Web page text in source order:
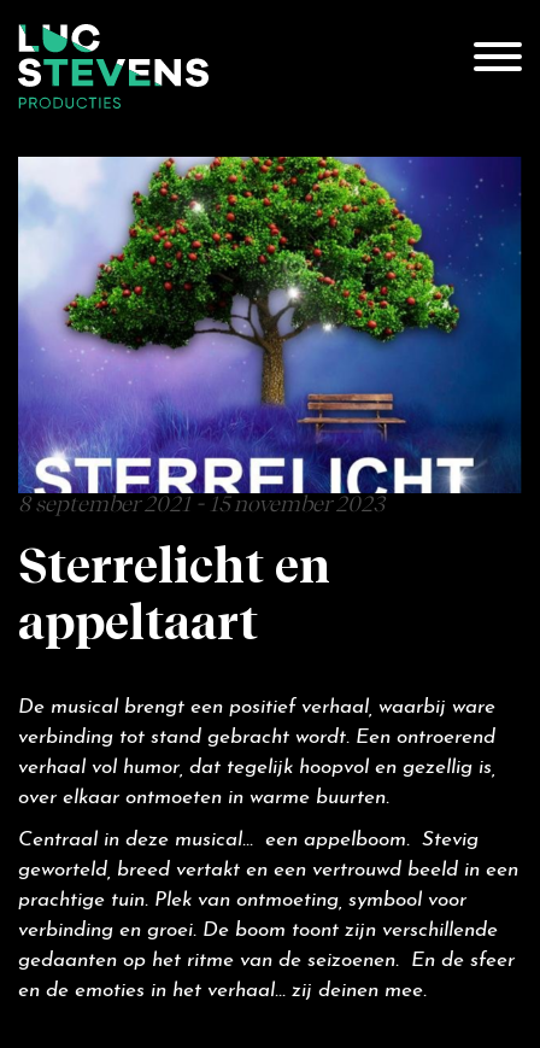
8 september 2021 - 15 november 2023
Sterrelicht en
appeltaart
De musical brengt een positief verhaal, waarbij ware
verbinding tot stand gebracht wordt. Een ontroerend
verhaal vol humor, dat tegelijk hoopvol en gezellig is,
over elkaar ontmoeten in warme buurten.
Centraal in deze musical... een appelboom. Stevig
geworteld, breed vertakt en een vertrouwd beeld in een
prachtige tuin. Plek van ontmoeting, symbool voor
verbinding en groei. De boom toont zijn verschillende
gedaanten op het ritme van de seizoenen. En de sfeer
en de emoties in het verhaal... zij deinen mee.